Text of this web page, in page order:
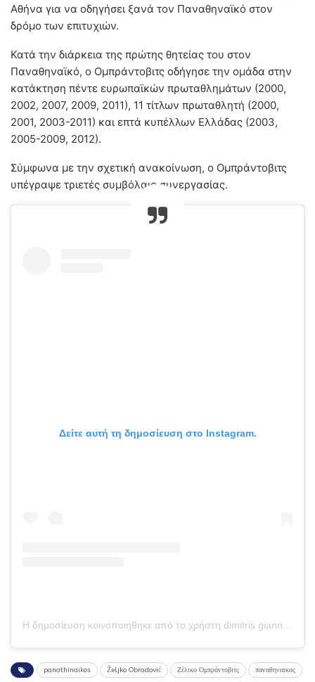
Αθήνα για να οδηγήσει ξανά τον Παναθηναϊκό στον
δρόμο των επιτυχιών.
Κατά την διάρκεια της πρώτης θητείας του στον
Παναθηναϊκό, ο Ομπράντοβιτς οδήγησε την ομάδα στην
κατάκτηση πέντε ευρωπαϊκών πρωταθλημάτων (2000,
2002, 2007, 2009, 2011), 11 τίτλων πρωταθλητή (2000,
2001, 2003-2011) και επτά κυπέλλων Ελλάδας (2003,
2005-2009, 2012).
Σύμφωνα με την σχετική ανακοίνωση, ο Ομπράντοβιτς
υπέγραψε τριετές συμβόλαιο συνεργασίας.
Δείτε αυτή τη δημοσίευση στο Instagram.
Η δημοσίευση κοινοποιήθηκε από το χρήστη dimitris giannakopoulos (@dpg7000)
panathinaikos Željko Obradović Ζέλικο Ομπράντοβιτς παναθηναικος